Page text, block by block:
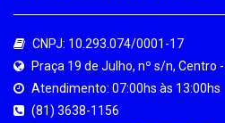
CNPJ: 10.293.074/0001-17
Praça 19 de Julho, nº s/n, Centro
Atendimento: 07:00hs às 13:00hs
(81) 3638-1156